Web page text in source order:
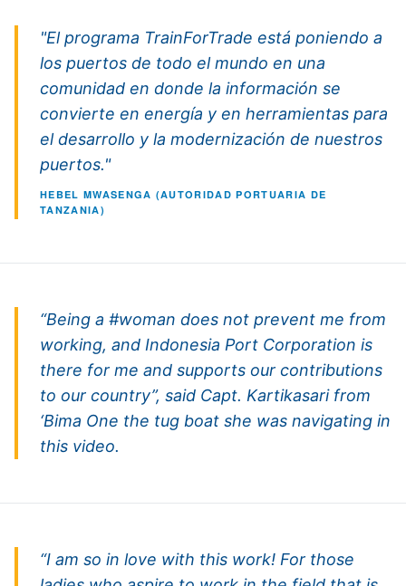
"El programa TrainForTrade está poniendo a
los puertos de todo el mundo en una
comunidad en donde la información se
convierte en energía y en herramientas para
el desarrollo y la modernización de nuestros
puertos."
HEBEL MWASENGA (AUTORIDAD PORTUARIA DE
TANZANIA)
“Being a #woman does not prevent me from
working, and Indonesia Port Corporation is
there for me and supports our contributions
to our country”, said Capt. Kartikasari from
‘Bima One the tug boat she was navigating in
this video.
“I am so in love with this work! For those